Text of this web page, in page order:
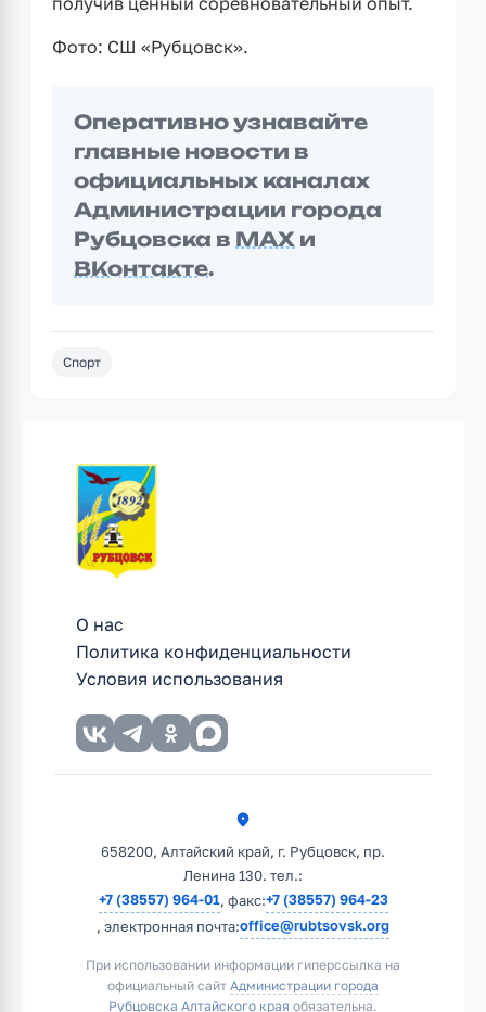
Фото: СШ «Рубцовск».
Оперативно узнавайте
главные новости в
официальных каналах
Администрации города
Рубцовска в MAX и
ВКонтакте.
Спорт
О нас
Политика конфиденциальности
Условия использования
658200, Алтайский край, г. Рубцовск, пр.
Ленина 130. тел.:
+7 (38557) 964-01, факс:+7 (38557) 964-23
, электронная почта:office@rubtsovsk.org
При использовании информации гиперссылка на
официальный сайт Администрации города
Рубцовска Алтайского края обязательна.